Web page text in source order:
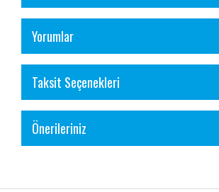
Yorumlar
Taksit Seçenekleri
Önerileriniz